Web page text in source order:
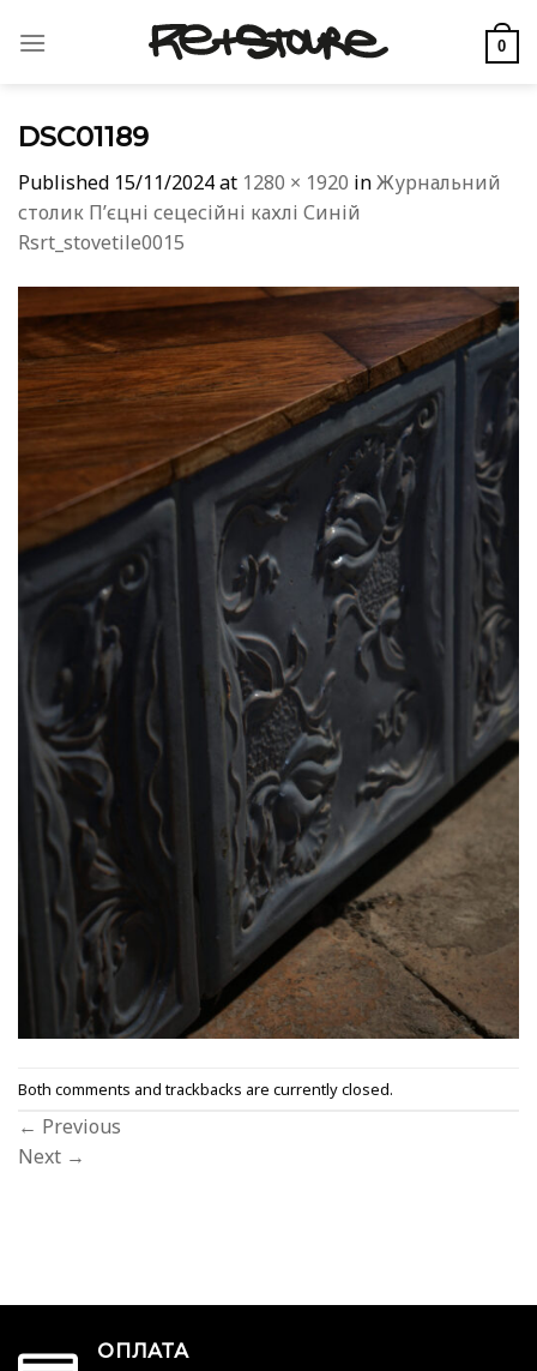
0
DSC01189
Published 15/11/2024at 1280 × 1920 inЖурнальний
столик Пʼєцні сецесійні кахлі Синій
Rsrt_stovetile0015
Both comments and trackbacks are currently closed.
← Previous
Next →
ОПЛАТА